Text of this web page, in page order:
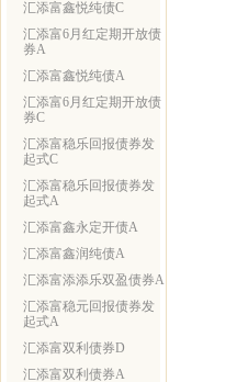
汇添富鑫悦纯债C
汇添富6月红定期开放债
券A
汇添富鑫悦纯债A
汇添富6月红定期开放债
券C
汇添富稳乐回报债券发
起式C
汇添富稳乐回报债券发
起式A
汇添富鑫永定开债A
汇添富鑫润纯债A
汇添富添添乐双盈债券A
汇添富稳元回报债券发
起式A
汇添富双利债券D
汇添富双利债券A